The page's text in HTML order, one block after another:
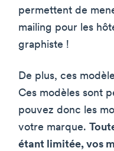
permettent de
mailing pour les
graphiste !
De plus, ces
Ces modèles sont
pouvez donc les
votre marque.
étant limitée, vos